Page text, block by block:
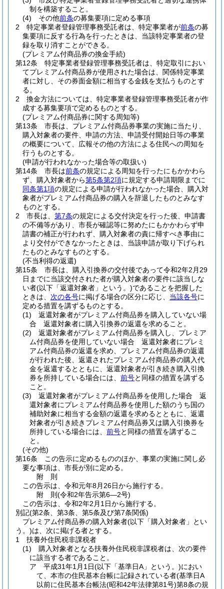
制を構築すること。
(4)
その他前条の募集要項に定める事項
2
特定事業者登録管理事務受託者は、特定事業者が前条の募
集要項に反する行為を行ったときは、当該特定事業者の登
録を取り消すことができる。
(プレミアム付商品券の換金手続)
第12条
特定事業者登録管理事務受託者は、特定取引におい
てプレミアム付商品券が使用された場合は、関係特定事業
者に対し、その券面金額に相当する金銭を支払うものとす
る。
2
換金方法については、特定事業者登録管理事務受託者が作
成する募集要項で定めるものとする。
(プレミアム付商品券に関する周知等)
第13条
市長は、プレミアム付商品券事業の実施に当たり、
購入対象者の要件、申請の方法、申請受付開始日等の事業
の概要について、広報その他の方法による住民への周知を
行うものとする。
(申請が行われなかった場合等の取扱い)
第14条
市長は前条の規定による周知を行ったにもかかわら
ず、購入対象者から第5条第2項に規定する申請期限までに
同条第1項の規定による申請が行われなかった場合、購入対
象者がプレミアム付商品券の購入を辞退したものとみなす
ものとする。
2
市長は、 第7条の規定による交付決定を行った後、申請書
の不備等があり、市長が確認等に努めたにもかかわらず申
請書の補正が行われず、購入対象者の責に帰すべき事由に
より交付ができなかったときは、当該申請が取り下げられ
たものとみなすものとする。
(不当利得の返還)
第15条
市長は、購入引換券の交付後であって令和2年2月29
日までに当該交付された者が購入対象者の要件に該当しな
い者(以下「返還対象者」という。)であることを把握した
ときは、 次の各号に掲げる場合の区分に応じ、 当該各号に
定める措置を講ずるものとする。
(1)
返還対象者がプレミアム付商品券を購入していない場
合 返還対象者に購入引換券の返還を求めること。
(2)
返還対象者がプレミアム付商品券を購入し、プレミア
ム付商品券を使用していない場合 返還対象者にプレミ
アム付商品券の返還を求め、プレミアム付商品券の返還
が行われた後、返還されたプレミアム付商品券の購入代
金を返還するとともに、返還対象者が引き続き購入引換
券を所持している場合には、 前号と同様の措置を講ずる
こと。
(3)
返還対象者がプレミアム付商品券を使用した場合 返
還対象者にプレミアム付商品券を使用した額のうち国の
補助対象に相当する金額の返還を求めるとともに、返還
対象者が引き続きプレミアム付商品券又は購入引換券を
所持している場合には、 前号と同様の措置を講ずるこ
と。
(その他)
第16条
この告示に定めるもののほか、事業の実施に関し必
要な事項は、市長が別に定める。
附 則
この告示は、令和元年8月26日から施行する。
附 則(令和2年告示第6―2号)
この告示は、令和2年2月1日から施行する。
別記(第2条、第3条、第5条及び第7条関係)
プレミアム付商品券の購入対象者(以下「購入対象者」とい
う。)は、次に掲げる者とする。
1 扶養外住民税非課税者
(1) 購入対象者となる扶養外住民税非課税者は、次の要件
に該当する者であること。
ア 平成31年1月1日(以下「基準日A」という。)におい
て、本市の住民基本台帳に記録されている者(基準日A
以前に住民基本台帳法(昭和42年法律第81号)第8条の規